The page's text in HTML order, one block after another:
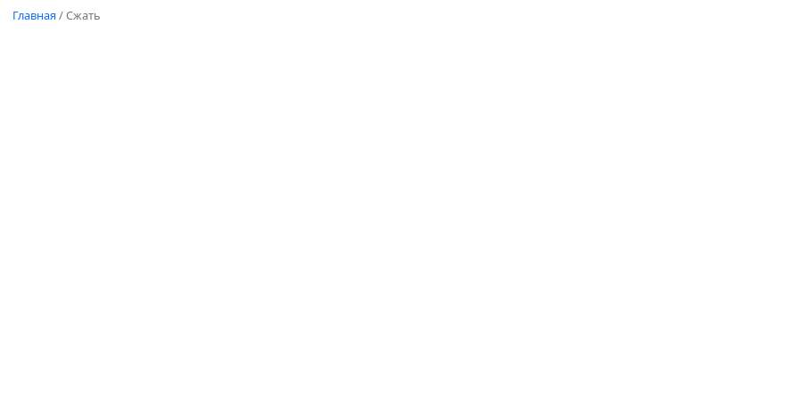
Главная /Сжать